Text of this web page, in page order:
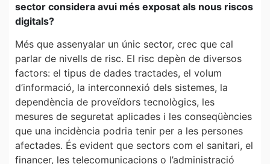
sector considera avui més exposat als nous riscos
digitals?
Més que assenyalar un únic sector, crec que cal
parlar de nivells de risc. El risc depèn de diversos
factors: el tipus de dades tractades, el volum
d’informació, la interconnexió dels sistemes, la
dependència de proveïdors tecnològics, les
mesures de seguretat aplicades i les conseqüències
que una incidència podria tenir per a les persones
afectades. És evident que sectors com el sanitari, el
financer, les telecomunicacions o l’administració